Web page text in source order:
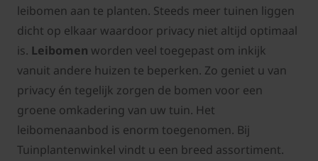
leibomen aan te planten. Steeds meer tuinen liggen
dicht op elkaar waardoor privacy niet altijd optimaal
is. Leibomen worden veel toegepast om inkijk
vanuit andere huizen te beperken. Zo geniet u van
privacy én tegelijk zorgen de bomen voor een
groene omkadering van uw tuin. Het
leibomenaanbod is enorm toegenomen. Bij
Tuinplantenwinkel vindt u een breed assortiment.